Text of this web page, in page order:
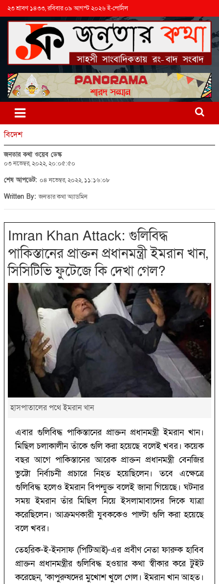
২৩ শ্রাবণ ১৪৩৩, রবিবার ০৯ আগস্ট ২০২৬ ই-পোর্টাল
বিদেশ
জনতার কথা ওয়েব ডেস্ক
০৩ নভেম্বর, ২০২২, ২০:০৫:৫০
শেষ আপডেট: ০৪ নভেম্বর, ২০২২, ১১:১৬:০৮
Written By:জনতার কথা অ্যাডমিন
Imran Khan Attack: গুলিবিদ্ধ
পাকিস্তানের প্রাক্তন প্রধানমন্ত্রী ইমরান খান,
সিসিটিভি ফুটেজে কি দেখা গেল?
হাসপাতালের পথে ইমরান খান
এবার গুলিবিদ্ধ পাকিস্তানের প্রাক্তন প্রধানমন্ত্রী ইমরান খান।
মিছিল চলাকালীন তাঁকে গুলি করা হয়েছে বলেই খবর। কয়েক
বছর আগে পাকিস্তানের আরেক প্রাক্তন প্রধানমন্ত্রী বেনজির
ভুট্টো নির্বাচনী প্রচারে নিহত হয়েছিলেন। তবে এক্ষেত্রে
গুলিবিদ্ধ হলেও ইমরান বিপন্মুক্ত বলেই জানা গিয়েছে। ঘটনার
সময় ইমরান তাঁর মিছিল নিয়ে ইসলামাবাদের দিকে যাত্রা
করেছিলেন। আক্রমণকারী যুবককেও পাল্টা গুলি করা হয়েছে
বলে খবর।
তেহরিক-ই-ইনসাফ (পিটিআই)-এর প্রবীণ নেতা ফারুক হাবিব
প্রাক্তন প্রধানমন্ত্রীর গুলিবিদ্ধ হওয়ার কথা স্বীকার করে টুইট
করেছেন, ‘কাপুরুষদের মুখোশ খুলে গেল। ইমরান খান আহত।